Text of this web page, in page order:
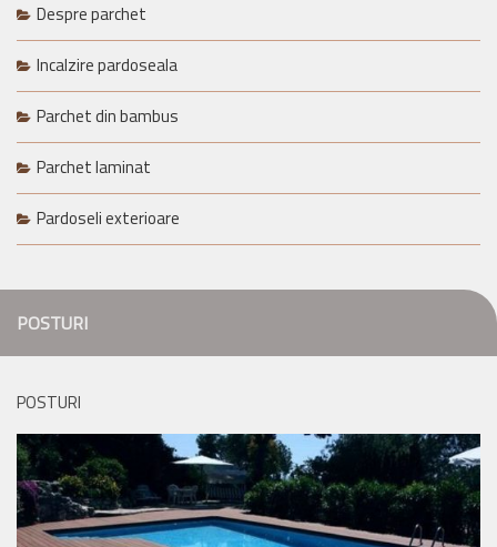
Despre parchet
Incalzire pardoseala
Parchet din bambus
Parchet laminat
Pardoseli exterioare
POSTURI
POSTURI